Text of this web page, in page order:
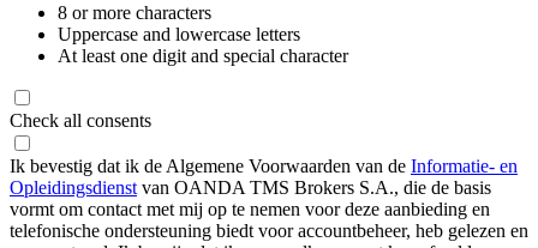
8 or more characters
Uppercase and lowercase letters
At least one digit and special character
Check all consents
Ik bevestig dat ik de Algemene Voorwaarden van de Informatie- en
Opleidingsdienst van OANDA TMS Brokers S.A., die de basis
vormt om contact met mij op te nemen voor deze aanbieding en
telefonische ondersteuning biedt voor accountbeheer, heb gelezen en